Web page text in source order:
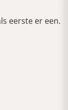
eerste er een.